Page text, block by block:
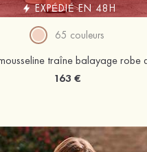
EXPÉDIÉ EN 48H
65 couleurs
163 €